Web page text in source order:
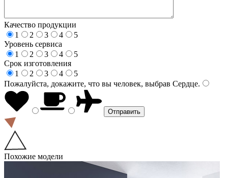
Качество продукции
1
2 3 4
5
Уровень сервиса
1
2 3 4
5
Срок изготовления
1
2 3 4
5
Пожалуйста, докажите, что вы человек, выбрав Сердце.
Похожие модели